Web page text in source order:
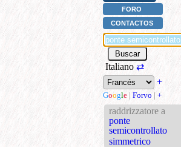
FORO
CONTACTOS
Italiano ⇄
+
Google | Forvo | +
raddrizzatore a
ponte
semicontrollato
simmetrico